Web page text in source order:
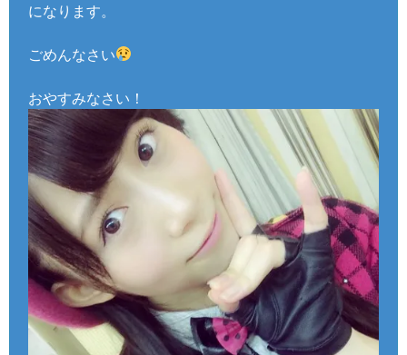
になります。
ごめんなさい
おやすみなさい！